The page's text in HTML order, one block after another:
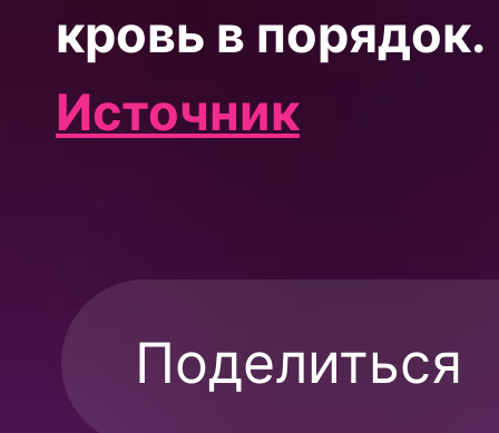
кровь в порядок.
Источник
Поделиться